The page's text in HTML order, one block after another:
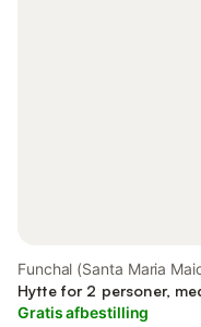
Funchal (Santa Maria
Maderia
Hytte for 2 personer,
Gratis afbestilling